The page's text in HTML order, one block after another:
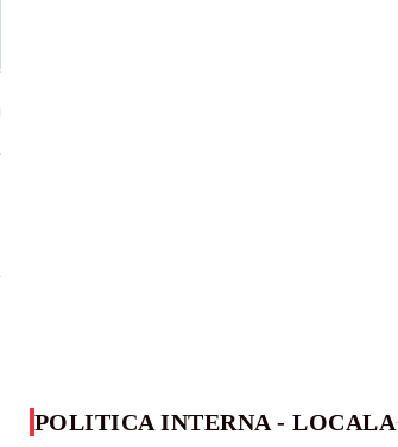
POLITICA INTERNA - LOCALA